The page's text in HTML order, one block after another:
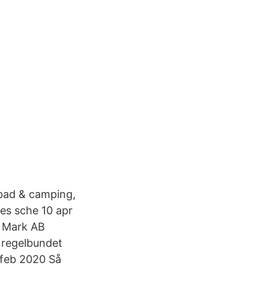
& camping,
sche 10 apr
AB
2020 Så